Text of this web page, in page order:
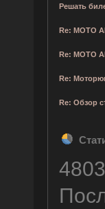
Решать
Re: МОТО
Re: МОТО
Re:
Re: Обзор